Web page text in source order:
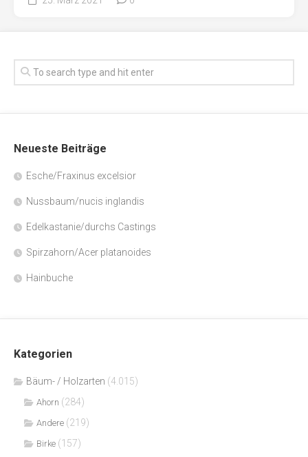
Neueste Beiträge
Esche/Fraxinus excelsior
Nussbaum/nucis inglandis
Edelkastanie/durchs Castings
Spirzahorn/Acer platanoides
Hainbuche
Kategorien
Bäum- / Holzarten (4.015)
Ahorn (284)
Andere (219)
Birke (157)